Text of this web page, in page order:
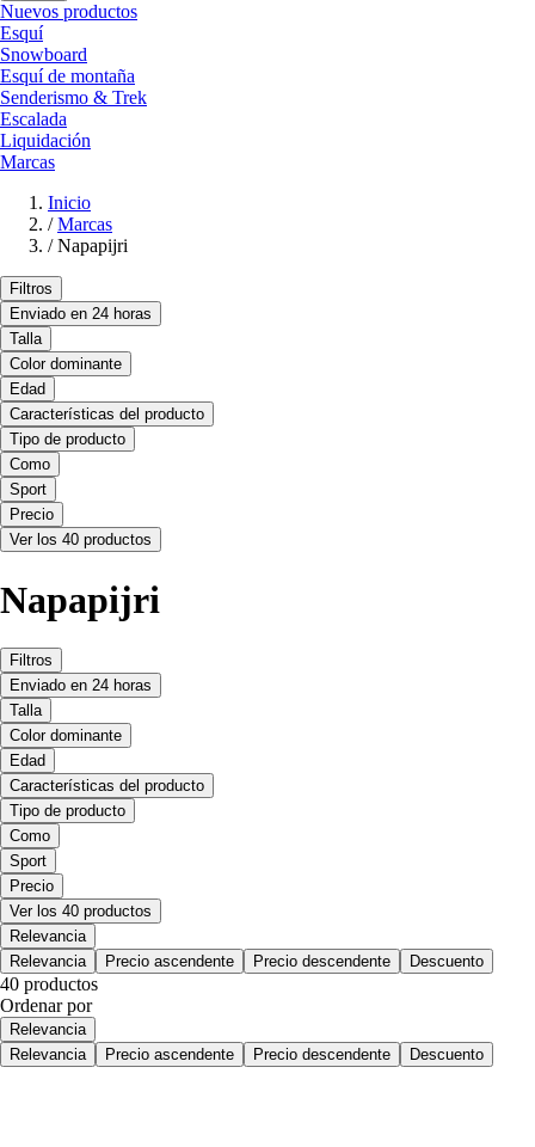
Nuevos productos
Esquí
Snowboard
Esquí de montaña
Senderismo & Trek
Escalada
Liquidación
Marcas
Inicio
/ Marcas
/ Napapijri
Filtros
Enviado en 24 horas
Talla
Color dominante
Edad
Características del producto
Tipo de producto
Como
Sport
Precio
Ver los 40 productos
Napapijri
Filtros
Enviado en 24 horas
Talla
Color dominante
Edad
Características del producto
Tipo de producto
Como
Sport
Precio
Ver los 40 productos
Relevancia
Relevancia
Precio ascendente Precio descendente Descuento
40 productos
Ordenar por
Relevancia
Relevancia
Precio ascendente Precio descendente Descuento